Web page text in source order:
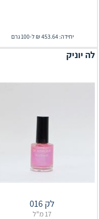
יחידה: 453.64 ₪ ל-100 גרם
לה יוניק
לק 016
17 מ"ל